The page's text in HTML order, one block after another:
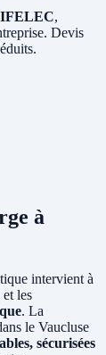
,
Devis
à
intervient à
les
. La
le Vaucluse
sécurisées